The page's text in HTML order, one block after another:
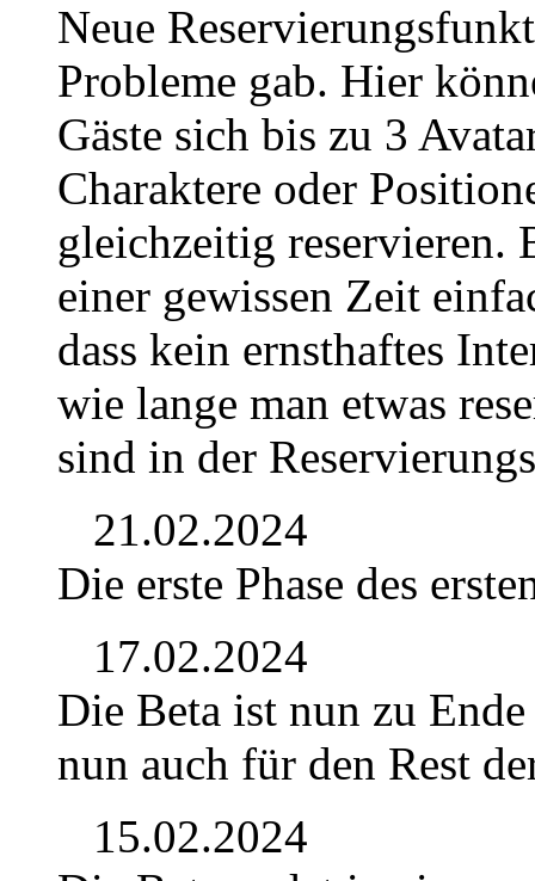
Neue
Probleme gab. Hier
Gäste sich bis zu 3
Charaktere oder
gleichzeitig reservieren.
einer gewissen Zeit
dass kein ernsthaftes
wie lange man etwas
sind in der
21.02.2024
Die erste Phase des
17.02.2024
Die Beta ist nun zu
nun auch für den Rest
15.02.2024